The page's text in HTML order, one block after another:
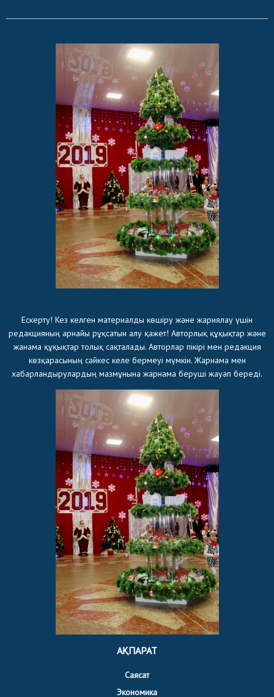
Ескерту! Кез келген материалды көшіру және жариялау үшін
редакцияның арнайы рұқсатын алу қажет! Авторлық құқықтар және
жанама құқықтар толық сақталады. Авторлар пікірі мен редакция
көзқарасының сәйкес келе бермеуі мүмкін. Жарнама мен
хабарландырулардың мазмұнына жарнама беруші жауап береді.
АҚПАРАТ
Саясат
Экономика